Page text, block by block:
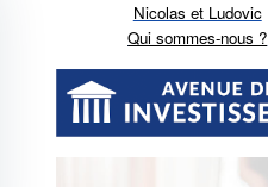
Nicolas et Ludovic
Qui sommes-nous ?